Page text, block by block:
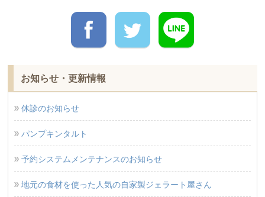
お知らせ・更新情報
休診のお知らせ
パンプキンタルト
予約システムメンテナンスのお知らせ
地元の食材を使った人気の自家製ジェラート屋さん